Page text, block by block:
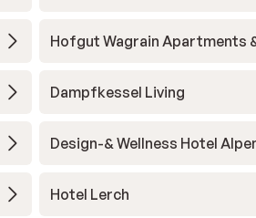
Hofgut Wagrain Apartments
Dampfkessel Living
Design-& Wellness Hotel
Hotel Lerch